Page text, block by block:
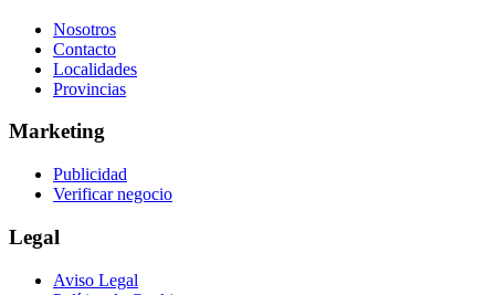
Nosotros
Contacto
Localidades
Provincias
Marketing
Publicidad
Verificar negocio
Legal
Aviso Legal